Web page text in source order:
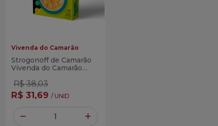
Vivenda do Camarão
Strogonoff de Camarão
Vivenda do Camarão
R$ 38,03
R$ 31,69 / UNID
Diminuir Quantidade
Quantidade
Adicionar Quantidade